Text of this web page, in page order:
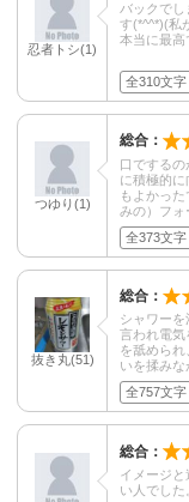
忍者トシ(1)
バックで
す(*^^*)(私
本当に最高
全310文字
つゆり(1)
総合：
口でする
に積極的
もよかっ
みの）フォ
全373文字
抜き丸(51)
総合：
シャワー
言われ電気
を舐めら
いを揉み
全757文字
総合：
イメージと
い人でし